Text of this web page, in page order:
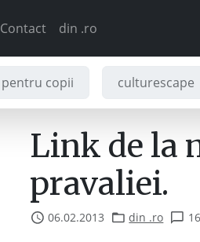
Contact din .ro
pentru copii culturescape
Link de la
pravaliei.
06.02.2013 din .ro 16